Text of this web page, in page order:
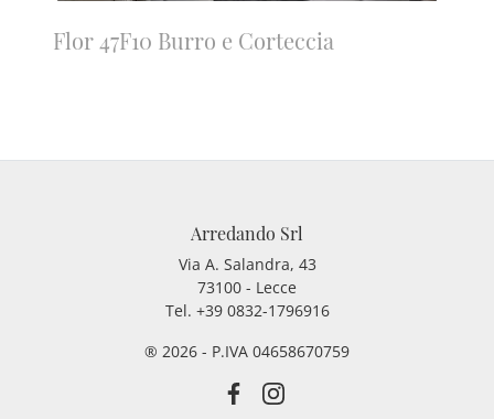
Flor 47F10 Burro e Corteccia
Arredando Srl
Via A. Salandra, 43
73100 - Lecce
Tel. +39 0832-1796916
® 2026 - P.IVA 04658670759